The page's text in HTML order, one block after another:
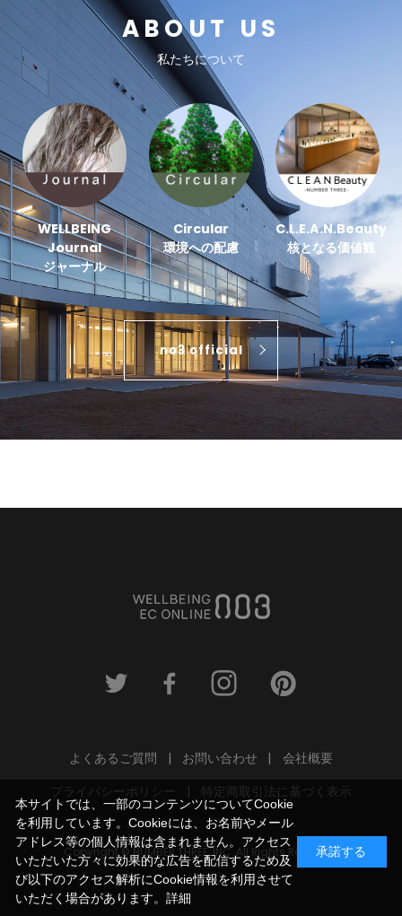
ABOUT US
私たちについて
WELLBEING
Journal
ジャーナル
Circular
環境への配慮
C.L.E.A.N.Beauty
核となる価値観
no3 official
よくあるご質問 お問い合わせ
会社概要
プライバシーポリシー
特定商取引法に基づく表示
Copyright © NUMBER THREE, INC. All Rights Reserved.
本サイトでは、一部のコンテンツについてCookie
を利用しています。Cookieには、お名前やメール
アドレス等の個人情報は含まれません。アクセス
いただいた方々に効果的な広告を配信するため及
び以下のアクセス解析にCookie情報を利用させて
いただく場合があります。 詳細
承諾する